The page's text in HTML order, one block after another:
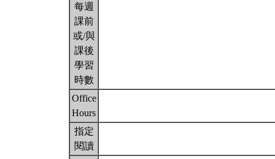
每週
課前
或/與
課後
學習
時數
Office
Hours
指定
閱讀